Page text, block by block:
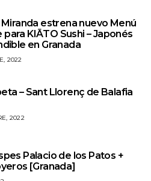
estrena nuevo Menú
para KIĀTO Sushi – Japonés
en Granada
2022
– Sant Llorenç de Balafia
2022
Palacio de los Patos +
[Granada]